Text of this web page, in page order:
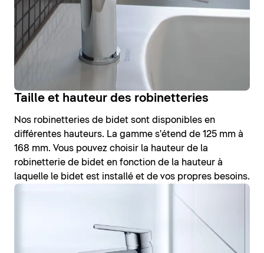
Taille et hauteur des robinetteries
Nos robinetteries de bidet sont disponibles en
différentes hauteurs. La gamme s'étend de 125 mm à
168 mm. Vous pouvez choisir la hauteur de la
robinetterie de bidet en fonction de la hauteur à
laquelle le bidet est installé et de vos propres besoins.